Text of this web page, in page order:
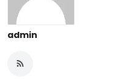
admin